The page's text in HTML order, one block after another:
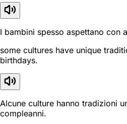
I bambini spesso aspettano con
some cultures have unique
birthdays.
Alcune culture hanno tradizioni
compleanni.